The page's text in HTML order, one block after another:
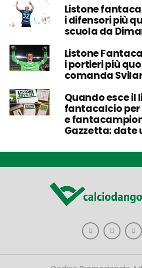
Listone
i difensori più
scuola da
Listone
i portieri più
comanda
Quando esce il
fantacalcio
e
Gazzetta: date